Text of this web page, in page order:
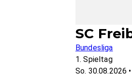
SC
Bundesliga
1. Spieltag
So. 30.08.2026